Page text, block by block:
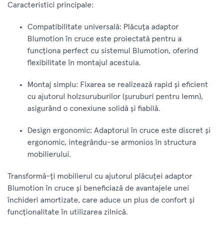
Caracteristici principale:
Compatibilitate universală: Plăcuța adaptor
Blumotion în cruce este proiectată pentru a
funcționa perfect cu sistemul Blumotion, oferind
flexibilitate în montajul acestuia.
Montaj simplu: Fixarea se realizează rapid și eficient
cu ajutorul holzsuruburilor (șuruburi pentru lemn),
asigurând o conexiune solidă și fiabilă.
Design ergonomic: Adaptorul în cruce este discret și
ergonomic, integrându-se armonios în structura
mobilierului.
Transformă-ți mobilierul cu ajutorul plăcuței adaptor
Blumotion în cruce și beneficiază de avantajele unei
închideri amortizate, care aduce un plus de confort și
funcționalitate în utilizarea zilnică.